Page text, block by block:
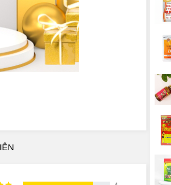
Dụng, Điểm Nổi Bật Gì?
thích tăng trưởng giúp bạn hấp thu
nhõm, vòng bụng gọn lại. Enzyme